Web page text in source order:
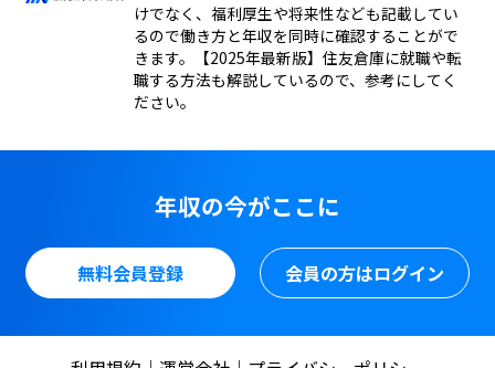
けでなく、福利厚生や将来性なども記載してい
るので働き方と年収を同時に確認することがで
きます。【2025年最新版】住友倉庫に就職や転
職する方法も解説しているので、参考にしてく
ださい。
年収の今がここに
無料会員登録 会員の方はログイン